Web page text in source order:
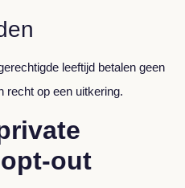
leeftijd betalen geen
recht op een uitkering.
out